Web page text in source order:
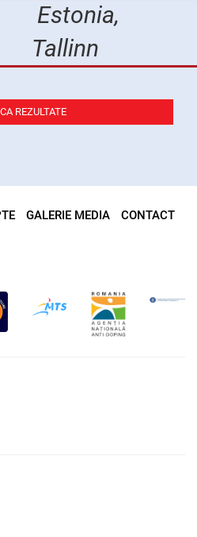
Estonia,
Tallinn
REZULTATE
GALERIE MEDIA CONTACT